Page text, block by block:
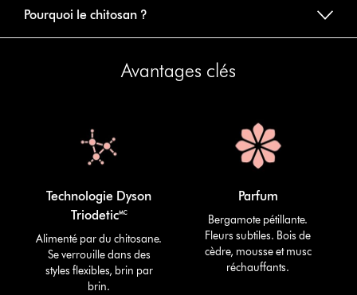
TranscriptPourquoi le chitosan ?
Avantages clés
Technologie Dyson
Triodetic🅪
Alimenté par du chitosane.
Se verrouille dans des
styles flexibles, brin par
brin.
Parfum
Bergamote pétillante.
Fleurs subtiles. Bois de
cèdre, mousse et musc
réchauffants.